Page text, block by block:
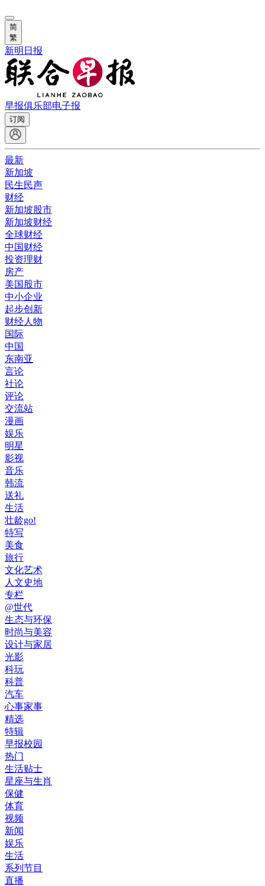
简
繁
新明日报
早报俱乐部电子报
订阅
最新
新加坡
民生民声
财经
新加坡股市
新加坡财经
全球财经
中国财经
投资理财
房产
美国股市
中小企业
起步创新
财经人物
国际
中国
东南亚
言论
社论
评论
交流站
漫画
娱乐
明星
影视
音乐
韩流
送礼
生活
壮龄go!
特写
美食
旅行
文化艺术
人文史地
专栏
@世代
生态与环保
时尚与美容
设计与家居
光影
科玩
科普
汽车
心事家事
精选
特辑
早报校园
热门
生活贴士
星座与生肖
保健
体育
视频
新闻
娱乐
生活
系列节目
直播